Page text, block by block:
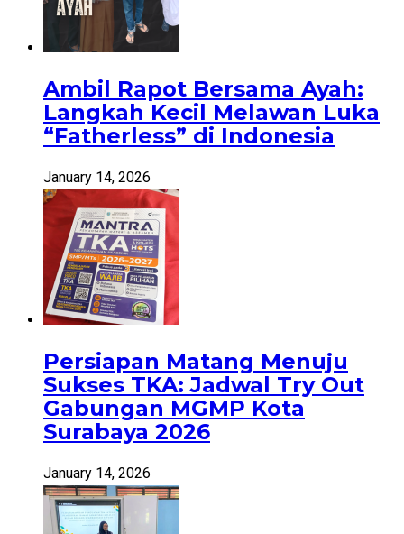
Ambil Rapot Bersama Ayah:
Langkah Kecil Melawan Luka
“Fatherless” di Indonesia
January 14, 2026
Persiapan Matang Menuju
Sukses TKA: Jadwal Try Out
Gabungan MGMP Kota
Surabaya 2026
January 14, 2026